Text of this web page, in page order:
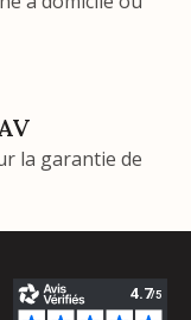
la garantie de